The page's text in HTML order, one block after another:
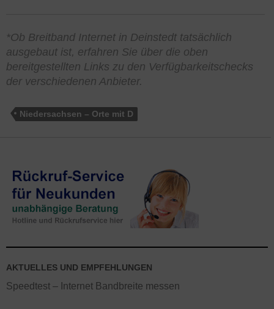
*Ob Breitband Internet in Deinstedt tatsächlich
ausgebaut ist, erfahren Sie über die oben
bereitgestellten Links zu den Verfügbarkeitschecks
der verschiedenen Anbieter.
Niedersachsen – Orte mit D
AKTUELLES UND EMPFEHLUNGEN
Speedtest – Internet Bandbreite messen